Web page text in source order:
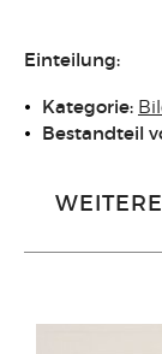
Einteilung:
Kategorie:
Bestandteil